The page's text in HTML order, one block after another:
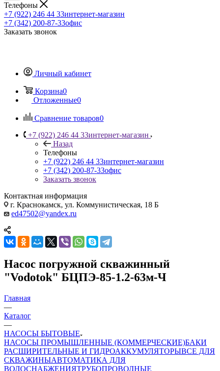
Телефоны
+7 (922) 246 44 33интернет-магазин
+7 (342) 200-87-33офис
Заказать звонок
Личный кабинет
Корзина0
Отложенные0
Сравнение товаров0
+7 (922) 246 44 33интернет-магазин
Назад
Телефоны
+7 (922) 246 44 33интернет-магазин
+7 (342) 200-87-33офис
Заказать звонок
Контактная информация
г. Краснокамск, ул. Коммунистическая, 18 Б
ed47502@yandex.ru
Насос погружной скважинный
"Vodotok" БЦПЭ-85-1.2-63м-Ч
Главная
—
Каталог
—
НАСОСЫ БЫТОВЫЕ
НАСОСЫ ПРОМЫШЛЕННЫЕ (КОММЕРЧЕСКИЕ)БАКИ
РАСШИРИТЕЛЬНЫЕ И ГИДРОАККУМУЛЯТОРЫВСЕ ДЛЯ
СКВАЖИНЫАВТОМАТИКА ДЛЯ
ВОДОСНАБЖЕНИЯТРУБОПРОВОДНЫЕ